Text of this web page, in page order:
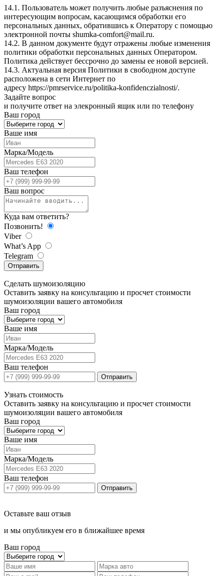
14.1. Пользователь может получить любые разъяснения по
интересующим вопросам, касающимся обработки его
персональных данных, обратившись к Оператору с помощью
электронной почты shumka-comfort@mail.ru.
14.2. В данном документе будут отражены любые изменения
политики обработки персональных данных Оператором.
Политика действует бессрочно до замены ее новой версией.
14.3. Актуальная версия Политики в свободном доступе
расположена в сети Интернет по
адресу https://pmrservice.ru/politika-konfidenczialnosti/.
Задайте вопрос
и получите ответ на элекронный ящик или по телефону
Ваш город
Ваше имя
Марка/Модель
Ваш телефон
Ваш вопрос
Куда вам ответить?
Позвонить!
Viber
What’s App
Telegram
Отправить
Сделать шумоизоляцию
Оставить заявку на консультацию и просчет стоимости
шумоизоляции вашего автомобиля
Ваш город
Ваше имя
Марка/Модель
Ваш телефон
Отправить
Узнать стоимость
Оставить заявку на консультацию и просчет стоимости
шумоизоляции вашего автомобиля
Ваш город
Ваше имя
Марка/Модель
Ваш телефон
Отправить
Оставьте ваш отзыв
и мы опубликуем его в ближайшее время
Ваш город